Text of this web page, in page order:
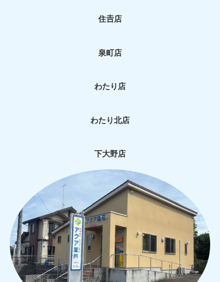
住𠮷店
泉町店
わたり店
わたり北店
下大野店